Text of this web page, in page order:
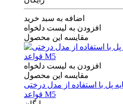
اضافه به سبد خرید
افزودن به لیست دلخواه
مقایسه این محصول
افزودن به لیست دلخواه
مقایسه این محصول
پل با استفاده از مدل درختی
قواعد M5